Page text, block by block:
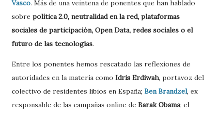
Vasco. Más de una veintena de ponentes que han hablado
sobre política 2.0, neutralidad en la red, plataformas
sociales de participación, Open Data, redes sociales o el
futuro de las tecnologías.
Entre los ponentes hemos rescatado las reflexiones de
autoridades en la materia como Idris Erdiwah, portavoz del
colectivo de residentes libios en España; Ben Brandzel, ex
responsable de las campañas online de Barak Obama; el